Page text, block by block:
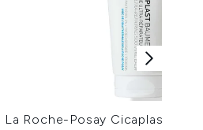
La Roche-Posay Cicaplast